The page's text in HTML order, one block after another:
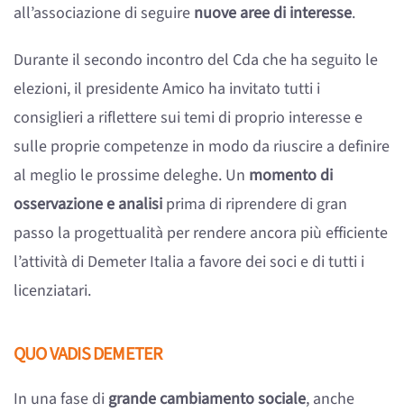
all’associazione di seguire nuove aree di interesse.
Durante il secondo incontro del Cda che ha seguito le
elezioni, il presidente Amico ha invitato tutti i
consiglieri a riflettere sui temi di proprio interesse e
sulle proprie competenze in modo da riuscire a definire
al meglio le prossime deleghe. Un momento di
osservazione e analisi prima di riprendere di gran
passo la progettualità per rendere ancora più efficiente
l’attività di Demeter Italia a favore dei soci e di tutti i
licenziatari.
QUO VADIS DEMETER
In una fase digrande cambiamento sociale, anche